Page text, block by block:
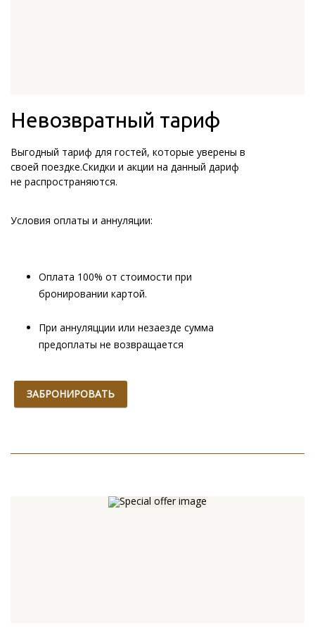
Невозвратный тариф
Выгодный тариф для гостей, которые уверены в
своей поездке.Скидки и акции на данный дариф
не распространяются.
Условия оплаты и аннуляции:
Оплата 100% от стоимости при
бронировании картой.
При аннуляцции или незаезде сумма
предоплаты не возвращается
ЗАБРОНИРОВАТЬ